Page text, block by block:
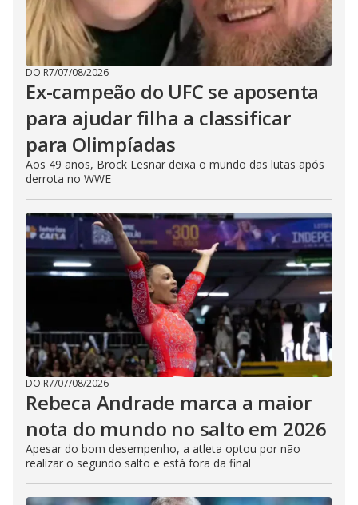
DO R7/07/08/2026
Ex-campeão do UFC se aposenta
para ajudar filha a classificar
para Olimpíadas
Aos 49 anos, Brock Lesnar deixa o mundo das lutas após
derrota no WWE
DO R7/07/08/2026
Rebeca Andrade marca a maior
nota do mundo no salto em 2026
Apesar do bom desempenho, a atleta optou por não
realizar o segundo salto e está fora da final